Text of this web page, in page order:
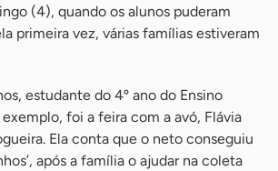
(4), quando os alunos puderam
primeira vez, várias famílias estiveram
estudante do 4º ano do Ensino
foi a feira com a avó, Flávia
Ela conta que o neto conseguiu
após a família o ajudar na coleta